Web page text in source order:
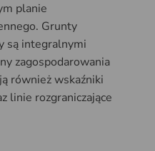
planie
Grunty
są integralnymi
zagospodarowania
również wskaźniki
linie rozgraniczające